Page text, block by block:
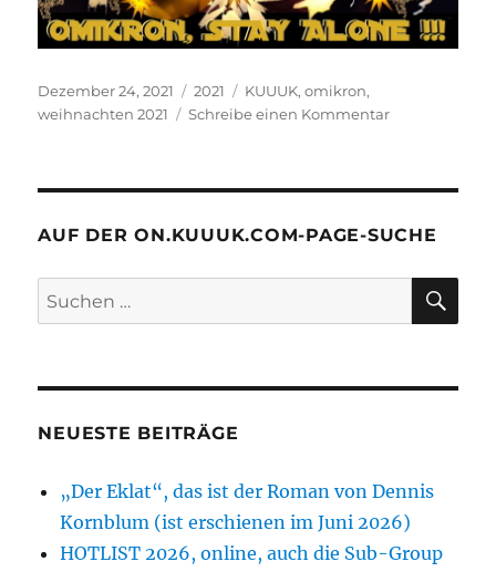
Veröffentlicht
am
Dezember 24, 2021 Kategorien
2021 Schlagwörter
KUUUK,omikron,
weihnachten 2021
Schreibe einen Kommentarzu
2021
AUF DER ON.KUUUK.COM-PAGE-SUCHE
Suchen
nach:
NEUESTE BEITRÄGE
„Der Eklat“, das ist der Roman von Dennis
Kornblum (ist erschienen im Juni 2026)
HOTLIST 2026, online, auch die Sub-Group